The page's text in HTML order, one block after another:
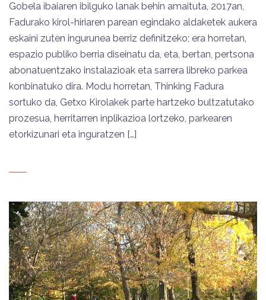
Gobela ibaiaren ibilguko lanak behin amaituta, 2017an,
Fadurako kirol-hiriaren parean egindako aldaketek aukera
eskaini zuten ingurunea berriz definitzeko; era horretan,
espazio publiko berria diseinatu da, eta, bertan, pertsona
abonatuentzako instalazioak eta sarrera libreko parkea
konbinatuko dira. Modu horretan, Thinking Fadura
sortuko da, Getxo Kirolakek parte hartzeko bultzatutako
prozesua, herritarren inplikazioa lortzeko, parkearen
etorkizunari eta inguratzen […]